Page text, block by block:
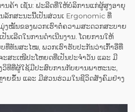
ນຄ້າ ເຊັ່ນ: ຟະລີດທີ່ໃຫ້ບໍລິການແກ່ຜູ້ສູງອາຍຸ
ກສະນະນີ້ເປັນສ່ວນເ Ergonomic ທີ່
ງໝັ້ນຂອງພວກເຮົາຕໍ່ຄວາມສະດວກສະບາຍ
ນເລີດໃນການດຳເນີນງານ. ໂດຍການໃຫ້
ທີ່ທັນສະໄໝ, ພວກເຮົາຮັບປະກັນວ່າເກົ້າອີ່ທີ່
ະສະເໜີປະໂຫຍດທີ່ເປັນປະຈຳວັນ ແລະ ມີ
ວິທີທີ່ຜູ້ໃຊ້ມີປະສົບການກັບຍານພາຫະນະ,
າຍຂຶ້ນ ແລະ ມີສ່ວນຮ່ວມໃນຊີວິດສັງຄົມຢ່າງ